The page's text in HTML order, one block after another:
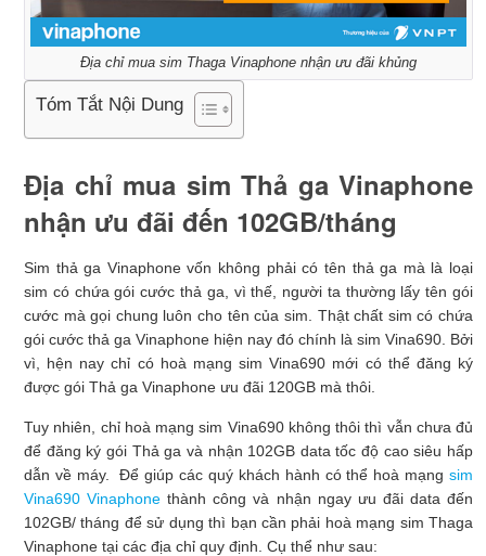
Địa chỉ mua sim Thaga Vinaphone nhận ưu đãi khủng
Tóm Tắt Nội Dung
Địa chỉ mua sim Thả ga Vinaphone
nhận ưu đãi đến 102GB/tháng
Sim thả ga Vinaphone vốn không phải có tên thả ga mà là loại
sim có chứa gói cước thả ga, vì thế, người ta thường lấy tên gói
cước mà gọi chung luôn cho tên của sim. Thật chất sim có chứa
gói cước thả ga Vinaphone hiện nay đó chính là sim Vina690. Bởi
vì, hện nay chỉ có hoà mạng sim Vina690 mới có thể đăng ký
được gói Thả ga Vinaphone ưu đãi 120GB mà thôi.
Tuy nhiên, chỉ hoà mạng sim Vina690 không thôi thì vẫn chưa đủ
để đăng ký gói Thả ga và nhận 102GB data tốc độ cao siêu hấp
dẫn về máy. Để giúp các quý khách hành có thể hoà mạng sim
Vina690 Vinaphone thành công và nhận ngay ưu đãi data đến
102GB/ tháng để sử dụng thì bạn cần phải hoà mạng sim Thaga
Vinaphone tại các địa chỉ quy định. Cụ thể như sau: